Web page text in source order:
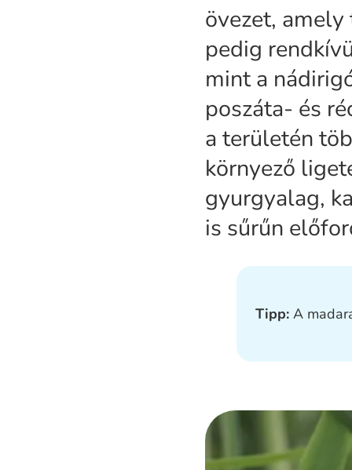
övezet,
pedig
mint a
poszáta- és
a területén
környező
gyurgyalag,
is sűrűn
Tipp: A